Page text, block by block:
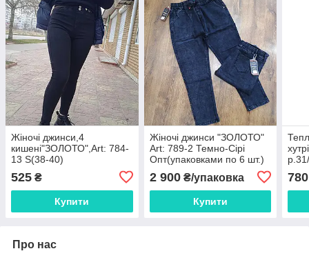
Жіночі джинси,4
кишені"ЗОЛОТО",Art: 784-
13 S(38-40)
525 ₴
Купити
Жіночі джинси "ЗОЛОТО"
Art: 789-2 Темно-Сірі
Опт(упаковками по 6 шт.)
2 900₴/упаковка
Купити
780
Про нас